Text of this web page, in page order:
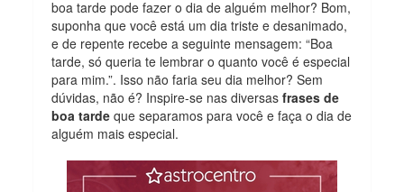
boa tarde pode fazer o dia de alguém melhor? Bom,
suponha que você está um dia triste e desanimado,
e de repente recebe a seguinte mensagem: “Boa
tarde, só queria te lembrar o quanto você é especial
para mim.”. Isso não faria seu dia melhor? Sem
dúvidas, não é? Inspire-se nas diversasfrases de
boa tarde que separamos para você e faça o dia de
alguém mais especial.